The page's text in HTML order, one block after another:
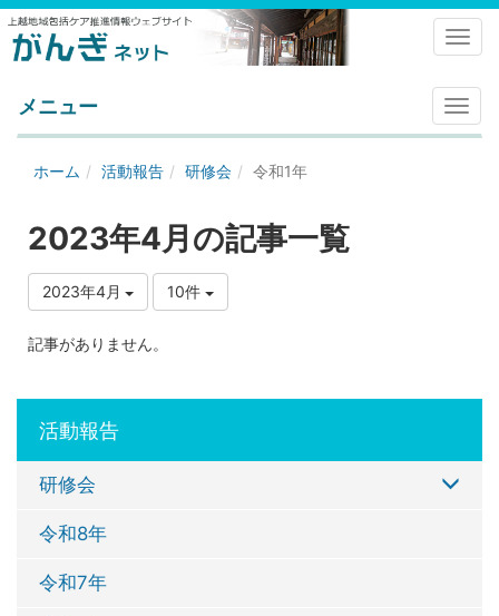
メ
ニ
メニュー
ホーム 活動報告 研修会 令和1年
2023年4月の記事一覧
2023年4月 10件
記事がありません。
活動報告
研修会
令和8年
令和7年